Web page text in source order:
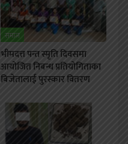
समाज
भीमदत्त पन्त स्मृति दिवसमा
आयोजित निबन्ध प्रतियोगिताका
बिजेतालाई पुरस्कार वितरण